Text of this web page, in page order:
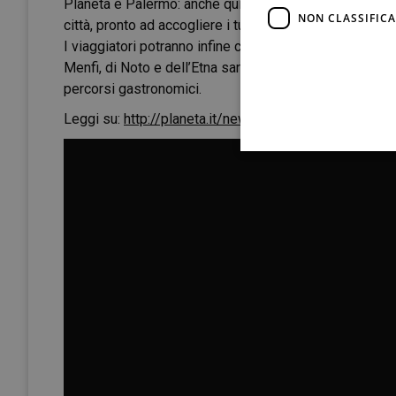
Planeta è Palermo: anche qui è appena nata La
città, pronto ad accogliere i turisti in visita alla
I viaggiatori potranno infine come sempre visitare le
Menfi, di Noto e dell’Etna saranno ogni giorno
percorsi gastronomici.
Leggi su: http://planeta.it/news/lestate-planeta-arte-
NON